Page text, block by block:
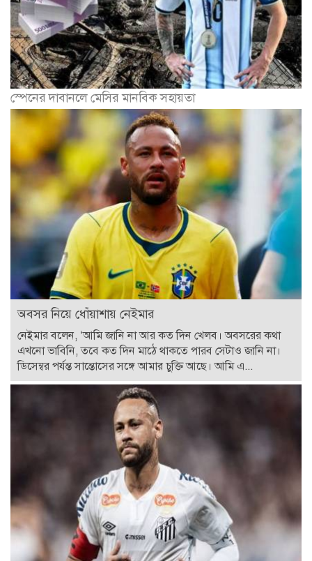
স্পেনের দাবানলে মেসির মানবিক সহায়তা
অবসর নিয়ে ধোঁয়াশায় নেইমার
নেইমার বলেন, ‘আমি জানি না আর কত দিন খেলব। অবসরের কথা
এখনো ভাবিনি, তবে কত দিন মাঠে থাকতে পারব সেটাও জানি না।
ডিসেম্বর পর্যন্ত সান্তোসের সঙ্গে আমার চুক্তি আছে। আমি এ...